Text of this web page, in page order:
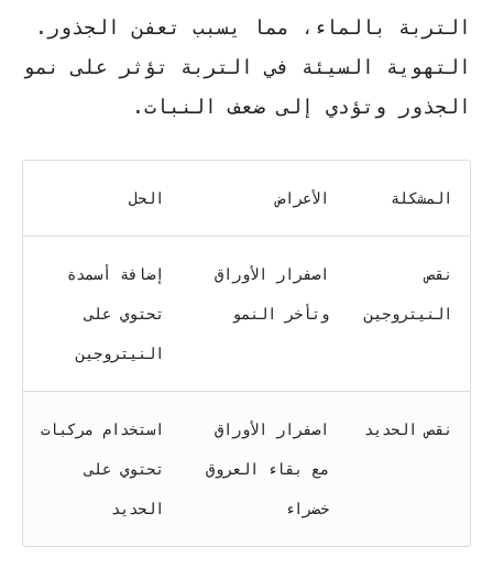
التربة بالماء، مما يسبب تعفن الجذور.
التهوية السيئة في التربة تؤثر على نمو
الجذور وتؤدي إلى ضعف النبات.
المشكلة الأعراض الحل
نقص
النيتروجين
اصفرار الأوراق
وتأخر النمو
إضافة أسمدة
تحتوي على
النيتروجين
نقص الحديد اصفرار الأوراق
مع بقاء العروق
خضراء
استخدام مركبات
تحتوي على
الحديد